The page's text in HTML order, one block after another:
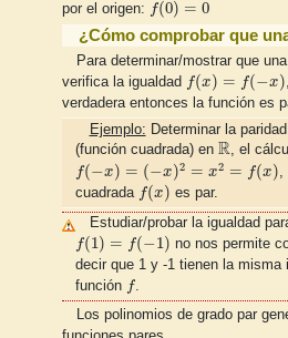
por el origen: f(0) = 0
¿Cómo comprobar que
Para determinar/mostrar que
verifica la igualdad f(x) = f(−x)
(x = x)
verdadera entonces la función es
Ejemplo: Determinar la
(función cuadrada) en R
R, el
f(−x) = (−x)2 = x2 = f(x)
f(− = ) x2 = )
,
cuadrada f(x)
(x
es par.
Estudiar/probar la igualdad
f(1) = f(−1)
(1)= 1)
no nos permite
decir que 1 y -1 tienen la misma
función f.
Los polinomios de grado par